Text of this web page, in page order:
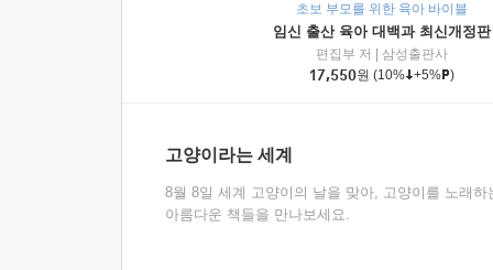
초보 부모를 위한 육아 바이블
임신 출산 육아 대백과 최신개정판
편집부 저
삼성출판사
17,550원 (10% +5% )
고양이라는 세계
8월 8일 세계 고양이의 날을 맞아, 고양이를 노래하
아름다운 책들을 만나보세요.